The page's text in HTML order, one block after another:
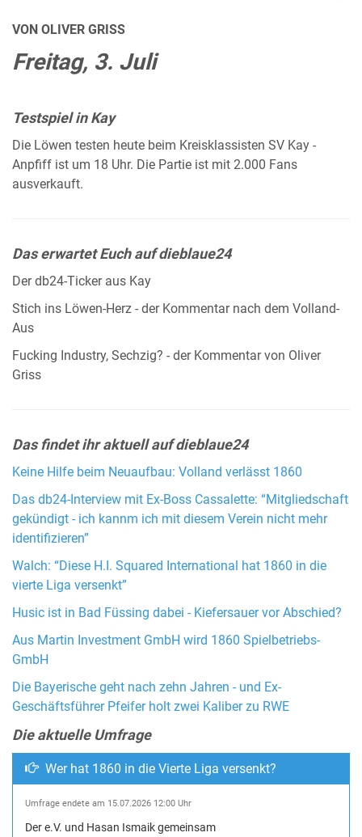
VON OLIVER GRISS
Freitag, 3. Juli
Testspiel in Kay
Die Löwen testen heute beim Kreisklassisten SV Kay -
Anpfiff ist um 18 Uhr. Die Partie ist mit 2.000 Fans
ausverkauft.
Das erwartet Euch auf dieblaue24
Der db24-Ticker aus Kay
Stich ins Löwen-Herz - der Kommentar nach dem Volland-
Aus
Fucking Industry, Sechzig? - der Kommentar von Oliver
Griss
Das findet ihr aktuell auf dieblaue24
Keine Hilfe beim Neuaufbau: Volland verlässt 1860
Das db24-Interview mit Ex-Boss Cassalette: “Mitgliedschaft
gekündigt - ich kannm ich mit diesem Verein nicht mehr
identifizieren”
Walch: “Diese H.I. Squared International hat 1860 in die
vierte Liga versenkt”
Husic ist in Bad Füssing dabei - Kiefersauer vor Abschied?
Aus Martin Investment GmbH wird 1860 Spielbetriebs-
GmbH
Die Bayerische geht nach zehn Jahren - und Ex-
Geschäftsführer Pfeifer holt zwei Kaliber zu RWE
Die aktuelle Umfrage
Wer hat 1860 in die Vierte Liga versenkt?
Umfrage endete am 15.07.2026 12:00 Uhr
Der e.V. und Hasan Ismaik gemeinsam